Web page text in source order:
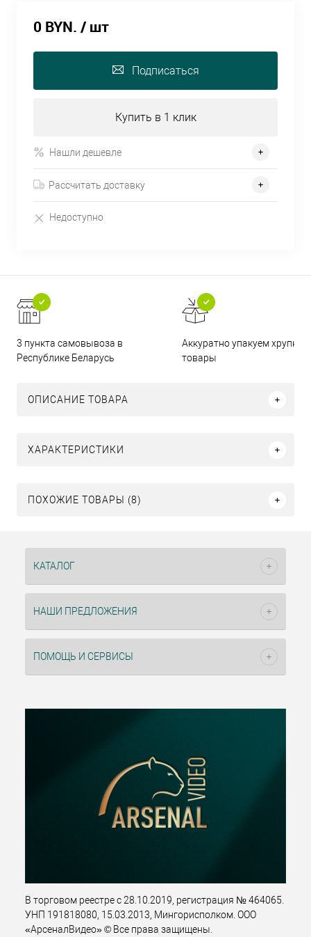
0 BYN. / шт
Подписаться
Купить в 1 клик
Нашли дешевле
Рассчитать доставку
Недоступно
3 пункта самовывоза в
Республике Беларусь
Аккуратно упакуем хрупкие
товары
ОПИСАНИЕ ТОВАРА
ХАРАКТЕРИСТИКИ
ПОХОЖИЕ ТОВАРЫ (8)
КАТАЛОГ
НАШИ ПРЕДЛОЖЕНИЯ
ПОМОЩЬ И СЕРВИСЫ
В торговом реестре с 28.10.2019, регистрация № 464065.
УНП 191818080, 15.03.2013, Мингорисполком. ООО
«АрсеналВидео» © Все права защищены.